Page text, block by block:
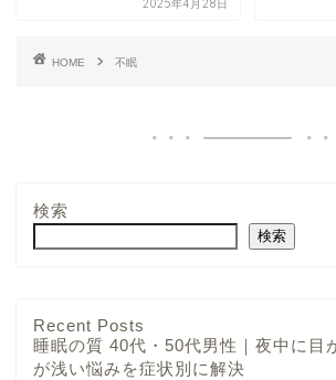
2025年4月28日
HOME 不眠
検索
検索
Recent Posts
睡眠の質 40代・50代男性｜夜中に目
が浅い悩みを症状別に解決